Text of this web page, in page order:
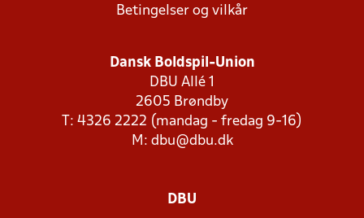
Betingelser og vilkår
Dansk Boldspil-Union
DBU Allé 1
2605 Brøndby
T: 4326 2222 (mandag - fredag 9-16)
M: dbu@dbu.dk
DBU